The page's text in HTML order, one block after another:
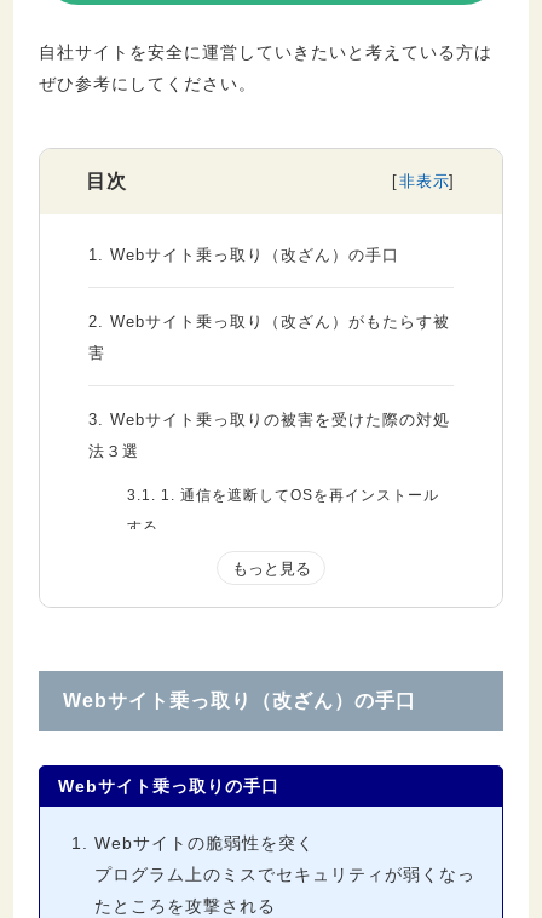
自社サイトを安全に運営していきたいと考えている方は
ぜひ参考にしてください。
目次
1. Webサイト乗っ取り（改ざん）の手口
2. Webサイト乗っ取り（改ざん）がもたらす被
害
3. Webサイト乗っ取りの被害を受けた際の対処
法３選
3.1. 1. 通信を遮断してOSを再インストール
する
2. 乗っ取り（改ざん）されたファイルを
4.Webサイト乗っ取り（改ざん）を受けないた
めの５つの対策
1. 不正アクセスへの対策がされているサ
ーバーを利用する
4.2. 2. ソフトのアップデートを定期的に行う
4.3.3. セキュリティソフトを導入する
4.4.4. パスワードの管理を徹底する
Webサイト乗っ取り（改ざん）の手口
Webサイト乗っ取りの手口
Webサイトの脆弱性を突く
プログラム上のミスでセキュリティが弱くなっ
たところを攻撃される